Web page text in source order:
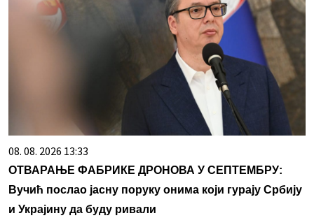
08. 08. 2026 13:33
ОТВАРАЊЕ ФАБРИКЕ ДРОНОВА У СЕПТЕМБРУ:
Вучић послао јасну поруку онима који гурају Србију
и Украјину да буду ривали